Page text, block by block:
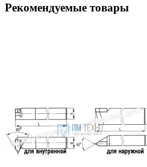
Рекомендуемые товары